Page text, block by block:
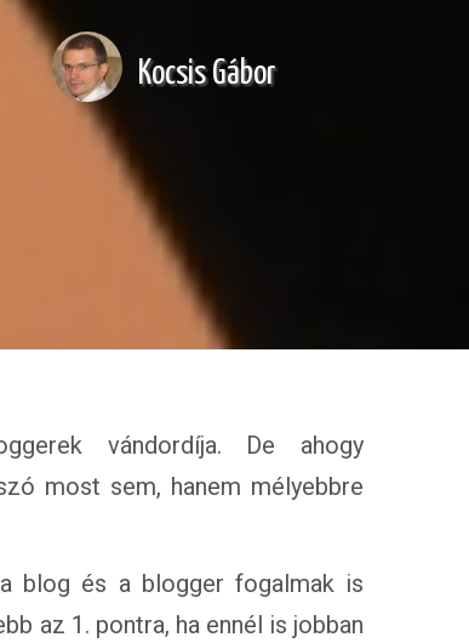
Kocsis Gábor
vándordíja. De ahogy
most sem, hanem mélyebbre
blog és a blogger fogalmak is
az 1. pontra, ha ennél is jobban